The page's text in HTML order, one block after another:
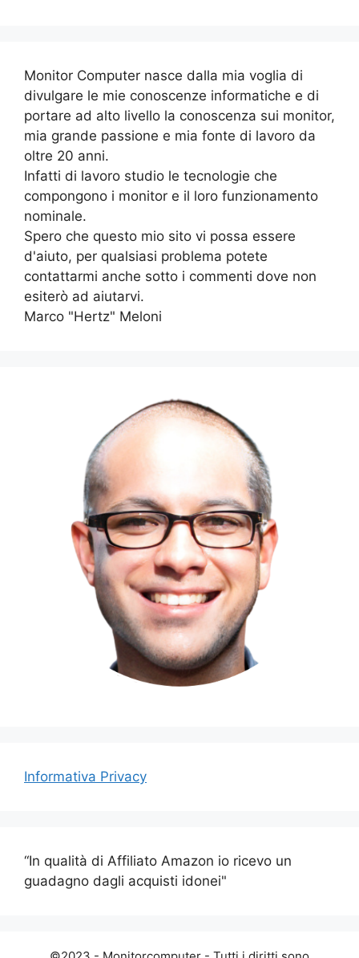
Monitor Computer nasce dalla mia voglia di
divulgare le mie conoscenze informatiche e di
portare ad alto livello la conoscenza sui monitor,
mia grande passione e mia fonte di lavoro da
oltre 20 anni.
Infatti di lavoro studio le tecnologie che
compongono i monitor e il loro funzionamento
nominale.
Spero che questo mio sito vi possa essere
d'aiuto, per qualsiasi problema potete
contattarmi anche sotto i commenti dove non
esiterò ad aiutarvi.
Marco "Hertz" Meloni
Informativa Privacy
“In qualità di Affiliato Amazon io ricevo un
guadagno dagli acquisti idonei"